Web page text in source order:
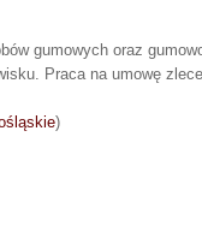
gumowych oraz
Praca na umowę
)